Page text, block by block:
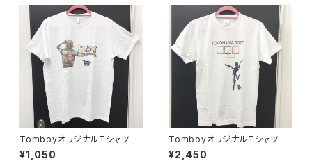
TomboyオリジナルTシャツ
¥1,050
TomboyオリジナルTシャツ
¥2,450